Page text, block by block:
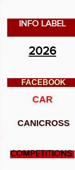
INFO LABEL
2026
FACEBOOK
CAR
CANICROSS
COMPETITIONS